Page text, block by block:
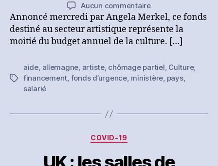
l’article
l’article
Aucun commentairesur
[Presse]
L’Allemagne
débloque
d’euros
pour
culture
pandémie
Annoncé mercredi par Angela Merkel, ce fonds
destiné au secteur artistique représente la
moitié du budget annuel de la culture. […]
Étiquettes
aide, allemagne, artiste, chômage partiel, Culture,
financement, fonds d’urgence, ministère, pays,
salarié
Catégories
COVID-19